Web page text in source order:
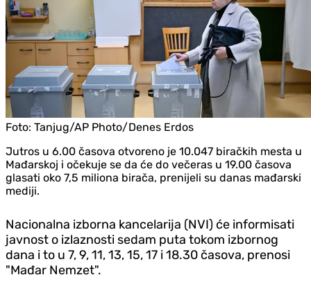
Foto: Tanjug/AP Photo/Denes Erdos
Jutros u 6.00 časova otvoreno je 10.047 biračkih mesta u
Mađarskoj i očekuje se da će do večeras u 19.00 časova
glasati oko 7,5 miliona birača, prenijeli su danas mađarski
mediji.
Nacionalna izborna kancelarija (NVI) će informisati
javnost o izlaznosti sedam puta tokom izbornog
dana i to u 7, 9, 11, 13, 15, 17 i 18.30 časova, prenosi
"Mađar Nemzet".